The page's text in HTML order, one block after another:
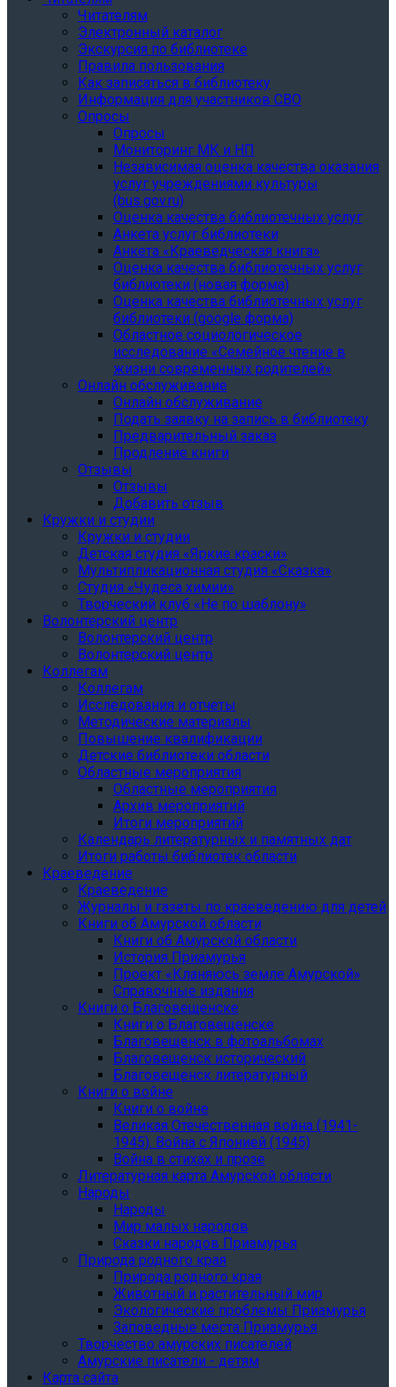
Читателям
Электронный каталог
Экскурсия по библиотеке
Правила пользования
Как записаться в библиотеку
Информация для участников СВО
Опросы
Опросы
Мониторинг МК и НП
Независимая оценка качества оказания
услуг учреждениями культуры
(bus.gov.ru)
Оценка качества библиотечных услуг
Анкета услуг библиотеки
Анкета «Краеведческая книга»
Oценка качества библиотечных услуг
библиотеки (новая форма)
Oценка качества библиотечных услуг
библиотеки (google форма)
Областное социологическое
исследование «Семейное чтение в
жизни современных родителей»
Онлайн обслуживание
Онлайн обслуживание
Подать заявку на запись в библиотеку
Предварительный заказ
Продление книги
Отзывы
Отзывы
Добавить отзыв
Кружки и студии
Кружки и студии
Детская студия «Яркие краски»
Мультипликационная студия «Сказка»
Студия «Чудеса химии»
Творческий клуб «Не по шаблону»
Волонтерский центр
Волонтерский центр
Волонтерский центр
Коллегам
Коллегам
Исследования и отчеты
Методические материалы
Повышение квалификации
Детские библиотеки области
Областные мероприятия
Областные мероприятия
Архив мероприятий
Итоги мероприятий
Календарь литературных и памятных дат
Итоги работы библиотек области
Краеведение
Краеведение
Журналы и газеты по краеведению для детей
Книги об Амурской области
Книги об Амурской области
История Приамурья
Проект «Кланяюсь земле Амурской»
Справочные издания
Книги о Благовещенске
Книги о Благовещенске
Благовещенск в фотоальбомах
Благовещенск исторический
Благовещенск литературный
Книги о войне
Книги о войне
Великая Отечественная война (1941-
1945). Война с Японией (1945)
Война в стихах и прозе
Литературная карта Амурской области
Народы
Народы
Мир малых народов
Сказки народов Приамурья
Природа родного края
Природа родного края
Животный и растительный мир
Экологические проблемы Приамурья
Заповедные места Приамурья
Творчество амурских писателей
Амурские писатели - детям
Карта сайта